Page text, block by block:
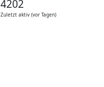
4202
Zuletzt aktiv (vor Tagen)